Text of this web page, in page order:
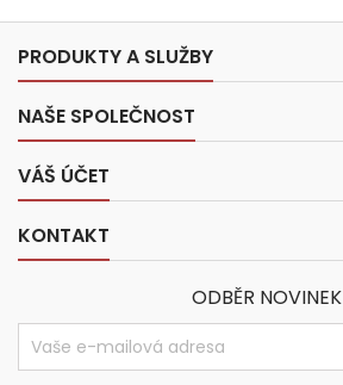
PRODUKTY A SLUŽBY
NAŠE SPOLEČNOST
VÁŠ ÚČET
KONTAKT
ODBĚR NOVINEK